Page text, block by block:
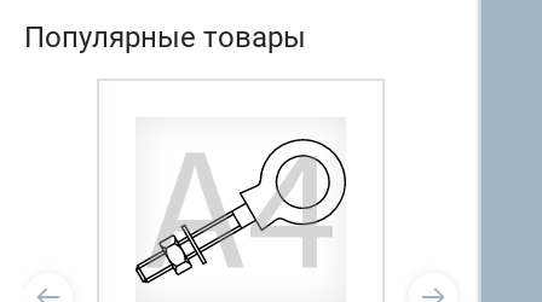
Популярные товары